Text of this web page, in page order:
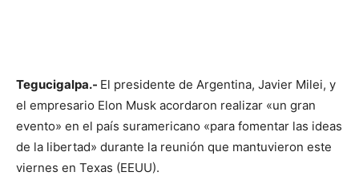
Tegucigalpa.- El presidente de Argentina, Javier Milei, y
el empresario Elon Musk acordaron realizar «un gran
evento» en el país suramericano «para fomentar las ideas
de la libertad» durante la reunión que mantuvieron este
viernes en Texas (EEUU).